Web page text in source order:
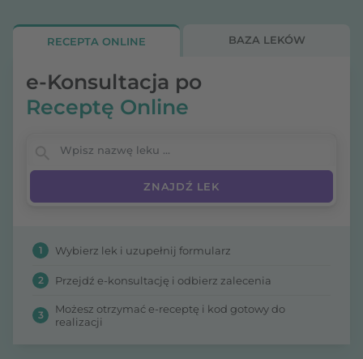
zastosować na stan zapalny zęba i jakie leki
RECEPTA ONLINE BAZA LEKÓW
e-Konsultacja po
Receptę Online
Wpisz nazwę leku
1 Wybierz lek i uzupełnij formularz
2 Przejdź e-konsultację i odbierz zalecenia
3
Możesz otrzymać e-receptę i kod gotowy do
realizacji